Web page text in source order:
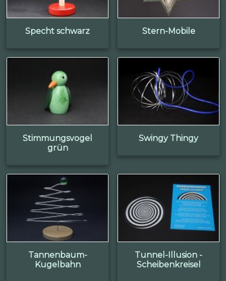
Specht schwarz Stern-Mobile
Stimmungsvogel
grün
Swingy Thingy
Tannenbaum-
Kugelbahn
Tunnel-Illusion -
Scheibenkreisel